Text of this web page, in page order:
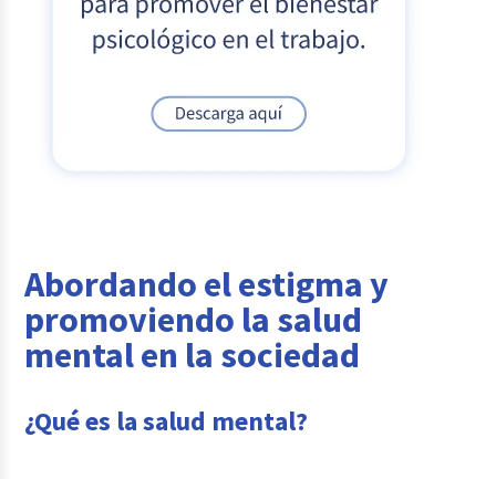
Abordando el estigma y
promoviendo la salud
mental en la sociedad
¿Qué es la salud mental?